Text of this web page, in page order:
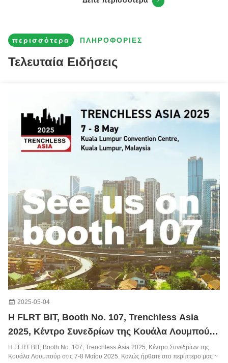
περισσότερα ΠΛΗΡΟΦΟΡΊΕΣ
Τελευταία Ειδήσεις
2025-05-04
Η FLRT BIT, Booth No. 107, Trenchless Asia
2025, Κέντρο Συνεδρίων της Κουάλα Λουμπούρ
στις 7-8 Μαΐου 2025.
Η FLRT BIT, Booth No. 107, Trenchless Asia 2025, Κέντρο Συνεδρίων της
Κουάλα Λουμπούρ στις 7-8 Μαΐου 2025. Καλώς ήρθατε στο περίπτερο μας ~